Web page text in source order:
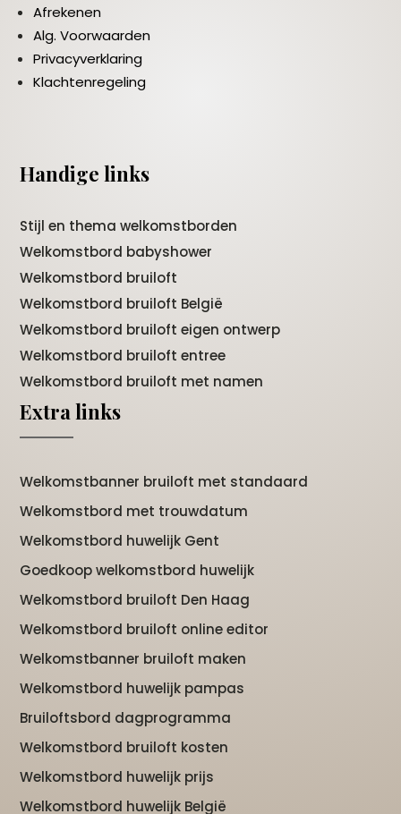
Afrekenen
Alg. Voorwaarden
Privacyverklaring
Klachtenregeling
Handige links
Stijl en thema welkomstborden
Welkomstbord babyshower
Welkomstbord bruiloft
Welkomstbord bruiloft België
Welkomstbord bruiloft eigen ontwerp
Welkomstbord bruiloft entree
Welkomstbord bruiloft met namen
Extra links
Welkomstbanner bruiloft met standaard
Welkomstbord met trouwdatum
Welkomstbord huwelijk Gent
Goedkoop welkomstbord huwelijk
Welkomstbord bruiloft Den Haag
Welkomstbord bruiloft online editor
Welkomstbanner bruiloft maken
Welkomstbord huwelijk pampas
Bruiloftsbord dagprogramma
Welkomstbord bruiloft kosten
Welkomstbord huwelijk prijs
Welkomstbord huwelijk België